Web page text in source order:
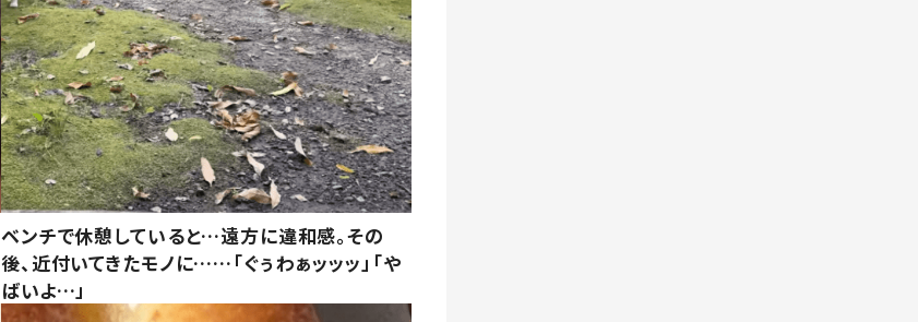
ベンチで休憩していると…遠方に違和感。その
後、近付いてきたモノに……「ぐぅわぁッッッ」「や
ばいよ…」